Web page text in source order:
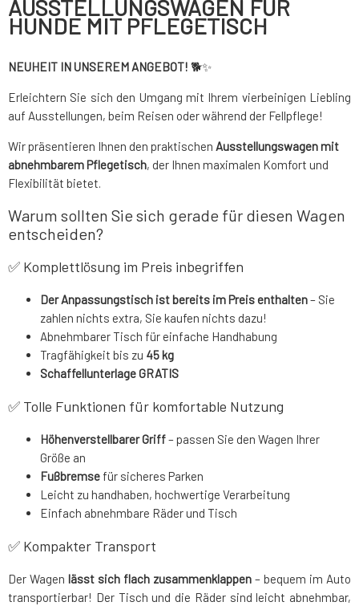
AUSSTELLUNGSWAGEN FÜR
HUNDE MIT PFLEGETISCH
NEUHEIT IN UNSEREM ANGEBOT! 🐕✨
Erleichtern Sie sich den Umgang mit Ihrem vierbeinigen Liebling
auf Ausstellungen, beim Reisen oder während der Fellpflege!
Wir präsentieren Ihnen den praktischen Ausstellungswagen mit
abnehmbarem Pflegetisch, der Ihnen maximalen Komfort und
Flexibilität bietet.
Warum sollten Sie sich gerade für diesen Wagen
entscheiden?
✅ Komplettlösung im Preis inbegriffen
Der Anpassungstisch ist bereits im Preis enthalten– Sie
zahlen nichts extra, Sie kaufen nichts dazu!
Abnehmbarer Tisch für einfache Handhabung
Tragfähigkeit bis zu 45 kg
Schaffellunterlage GRATIS
✅ Tolle Funktionen für komfortable Nutzung
Höhenverstellbarer Griff– passen Sie den Wagen Ihrer
Größe an
Fußbremse für sicheres Parken
Leicht zu handhaben, hochwertige Verarbeitung
Einfach abnehmbare Räder und Tisch
✅ Kompakter Transport
Der Wagen lässt sich flach zusammenklappen – bequem im Auto
transportierbar! Der Tisch und die Räder sind leicht abnehmbar,